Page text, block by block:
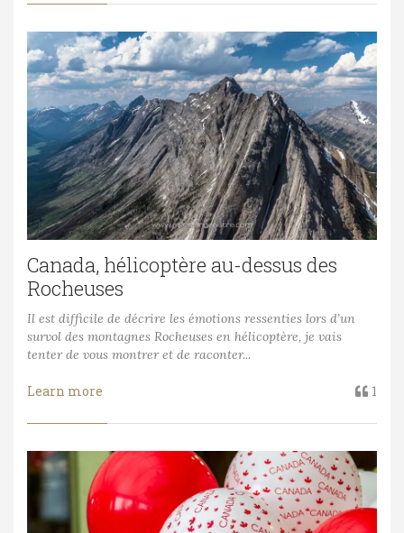
Canada, hélicoptère au-dessus des
Rocheuses
Il est difficile de décrire les émotions ressenties lors d’un
survol des montagnes Rocheuses en hélicoptère, je vais
tenter de vous montrer et de raconter...
Learn more 1